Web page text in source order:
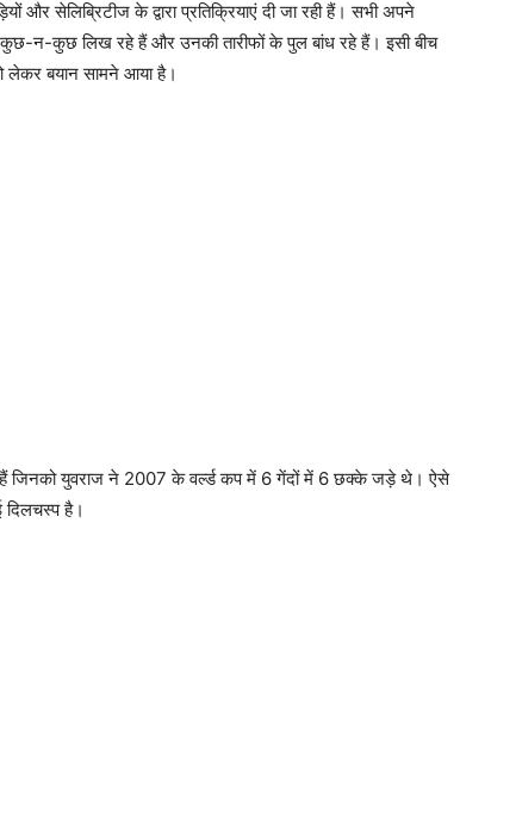
कुछ-न-कुछ लिख रहे हैं और उनकी तारीफों के पुल बांध रहे हैं। इसी बीच
बयान सामने आया है।